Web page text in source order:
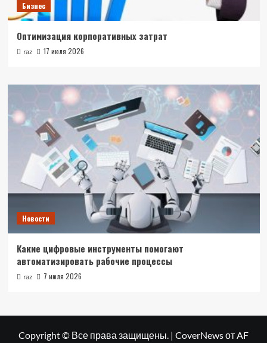
Бизнес
Оптимизация корпоративных затрат
raz 17 июля 2026
Новости
Какие цифровые инструменты помогают
автоматизировать рабочие процессы
raz 7 июля 2026
Copyright © Все права защищены. | CoverNewsот AF